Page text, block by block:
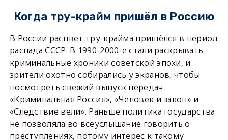
Когда тру-крайм пришёл в Россию
В России расцвет тру-крайма пришёлся в период
распада СССР. В 1990-2000-е стали раскрывать
криминальные хроники советской эпохи, и
зрители охотно собирались у экранов, чтобы
посмотреть свежий выпуск передач
«Криминальная Россия», «Человек и закон» и
«Следствие вели». Раньше политика государства
не позволяла во всеуслышание говорить о
преступлениях, потому интерес к такому